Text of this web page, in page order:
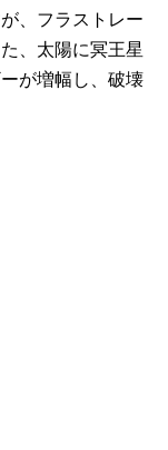
、フラストレー
、太陽に冥王星
が増幅し、破壊